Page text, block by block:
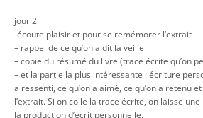
jour 2
-écoute plaisir et pour se remémorer l’extrait
– rappel de ce qu’on a dit la veille
– copie du résumé du livre (trace écrite qu’on
– et la partie la plus intéressante : écriture
a ressenti, ce qu’on a aimé, ce qu’on a retenu
l’extrait. Si on colle la trace écrite, on laisse
la production d’écrit personnelle.